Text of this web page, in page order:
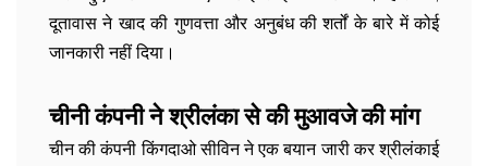
दूतावास ने खाद की गुणवत्ता और अनुबंध की शर्तों के बारे में कोई
जानकारी नहीं दिया।
चीनी कंपनी ने श्रीलंका से की मुआवजे की मांग
चीन की कंपनी किंगदाओ सीविन ने एक बयान जारी कर श्रीलंकाई